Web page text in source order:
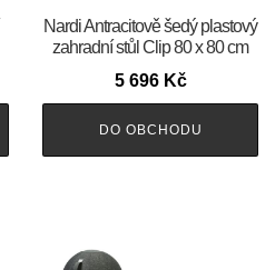
Nardi Antracitově šedý plastový
zahradní stůl Clip 80 x 80 cm
5 696 Kč
DO OBCHODU